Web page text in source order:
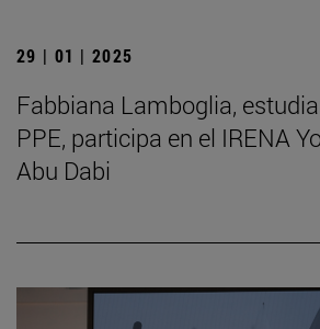
29 | 01 | 2025
Fabbiana Lamboglia,
PPE, participa en el IRENA
Abu Dabi